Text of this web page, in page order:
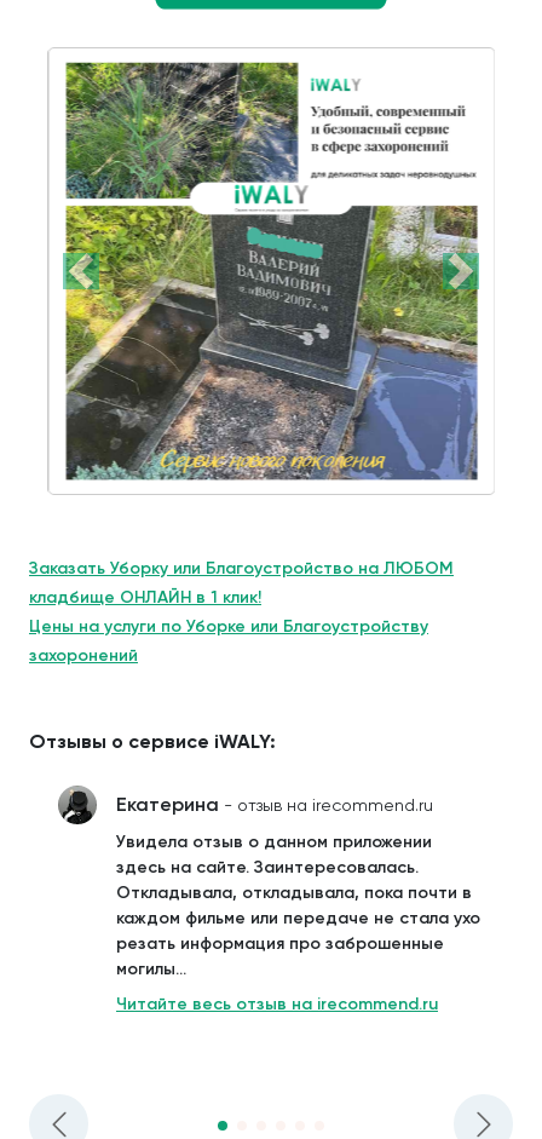
Заказать Уборку или Благоустройство на ЛЮБОМ
кладбище ОНЛАЙН в 1 клик!
Цены на услуги по Уборке или Благоустройству
захоронений
Отзывы о сервисе iWALY:
Екатерина - отзыв на irecommend.ru
Увидела отзыв о данном приложении
здесь на сайте. Заинтересовалась.
Откладывала, откладывала, пока почти в
каждом фильме или передаче не стала ухо
резать информация про заброшенные
могилы...
Читайте весь отзыв на irecommend.ru